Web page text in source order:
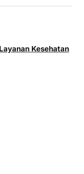
Kesehatan